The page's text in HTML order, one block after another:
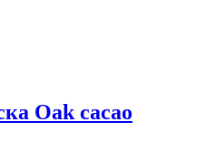
Oak cacao